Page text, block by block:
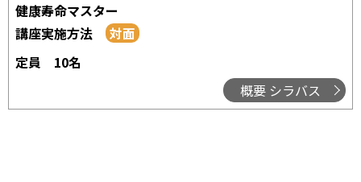
健康寿命マスター
講座実施方法
定員
10名
概要 シラバス